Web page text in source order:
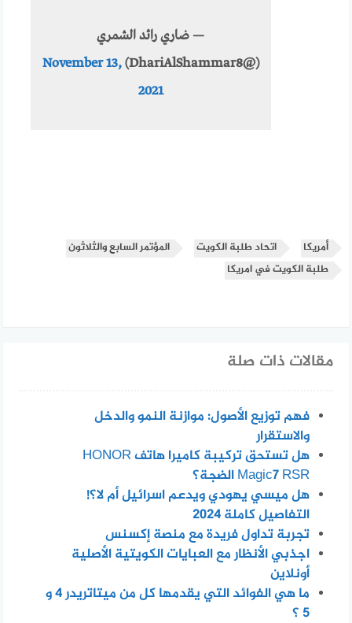
— ضاري رائد الشمري
(@DhariAlShammar8)
November 13,
2021
أمريكا اتحاد طلبة الكويت
المؤتمر السابع والثلاثون
طلبة الكويت في امريكا
مقالات ذات صلة
فهم توزيع الأصول: موازنة النمو والدخل
والاستقرار
هل تستحق تركيبة كاميرا هاتف HONOR
Magic7 RSR الضجة؟
هل ميسي يهودي ويدعم اسرائيل أم لا؟!
التفاصيل كاملة 2024
تجربة تداول فريدة مع منصة إكسنس
اجذبي الأنظار مع العبايات الكويتية الأصلية
أونلاين
ما هي الفوائد التي يقدمها كل من ميتاتريدر 4 و
5 ؟